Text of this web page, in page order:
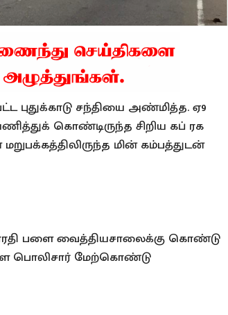
புதுக்காடு சந்தியை அண்மித்த. ஏ9
கொண்டிருந்த சிறிய கப் ரக
மின் கம்பத்துடன்
பளை வைத்தியசாலைக்கு கொண்டு
பொலிசார் மேற்கொண்டு